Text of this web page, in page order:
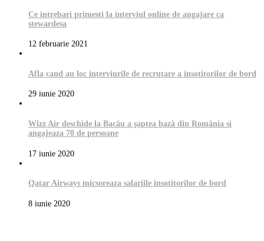
Ce intrebari primesti la interviul online de angajare ca
stewardesa
12 februarie 2021
Afla cand au loc interviurile de recrutare a insotitorilor de bord
29 iunie 2020
Wizz Air deschide la Bacău a şaptea bază din România si
angajeaza 70 de persoane
17 iunie 2020
Qatar Airways micsoreaza salariile insotitorilor de bord
8 iunie 2020